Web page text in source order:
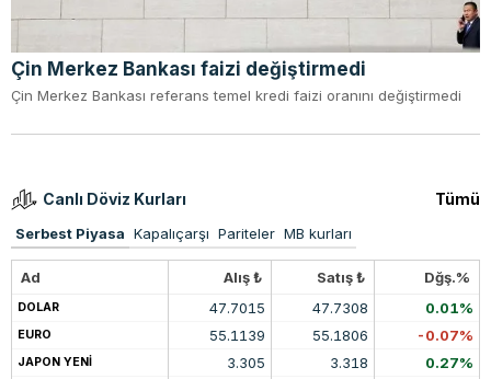
Çin Merkez Bankası faizi değiştirmedi
Çin Merkez Bankası referans temel kredi faizi oranını değiştirmedi
Canlı Döviz Kurları Tümü
Serbest Piyasa Kapalıçarşı Pariteler MB kurları
Ad Alış ₺ Satış ₺ Dğş.%
DOLAR 47.7015 47.7308 0.01%
EURO 55.1139 55.1806 -0.07%
JAPON YENİ 3.305 3.318 0.27%